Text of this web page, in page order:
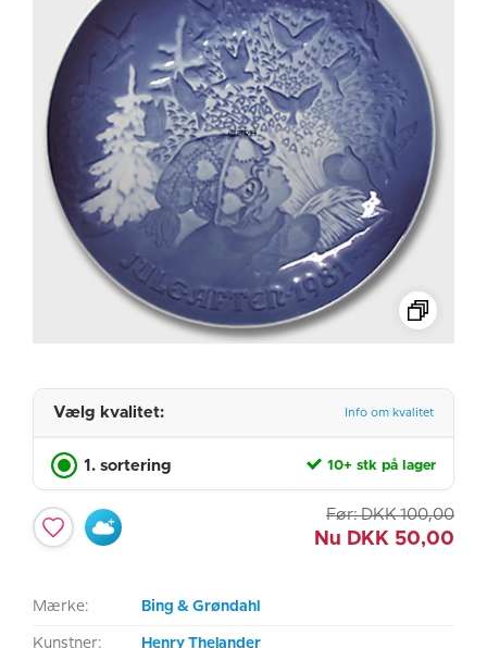
Vælg kvalitet: Info om kvalitet
1. sortering 10+ stk på lager
Før: DKK 100,00
Nu DKK 50,00
Mærke: Bing & Grøndahl
Kunstner: Henry Thelander